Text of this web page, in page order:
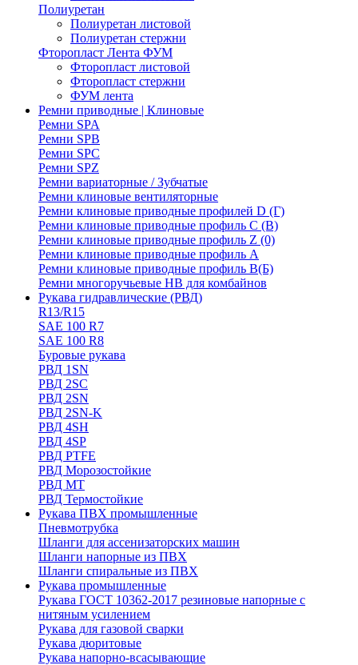
Полиуретан
Полиуретан листовой
Полиуретан стержни
Фторопласт Лента ФУМ
Фторопласт листовой
Фторопласт стержни
ФУМ лента
Ремни приводные | Клиновые
Ремни SPA
Ремни SPB
Ремни SPC
Ремни SPZ
Ремни вариаторные / Зубчатые
Ремни клиновые вентиляторные
Ремни клиновые приводные профилей D (Г)
Ремни клиновые приводные профиль C (В)
Ремни клиновые приводные профиль Z (0)
Ремни клиновые приводные профиль А
Ремни клиновые приводные профиль В(Б)
Ремни многоручьевые НВ для комбайнов
Рукава гидравлические (РВД)
R13/R15
SAE 100 R7
SAE 100 R8
Буровые рукава
РВД 1SN
РВД 2SC
РВД 2SN
РВД 2SN-K
РВД 4SH
РВД 4SP
РВД PTFE
РВД Морозостойкие
РВД МТ
РВД Термостойкие
Рукава ПВХ промышленные
Пневмотрубка
Шланги для ассенизаторских машин
Шланги напорные из ПВХ
Шланги спиральные из ПВХ
Рукава промышленные
Рукава ГОСТ 10362-2017 резиновые напорные с
нитяным усилением
Рукава для газовой сварки
Рукава дюритовые
Рукава напорно-всасывающие